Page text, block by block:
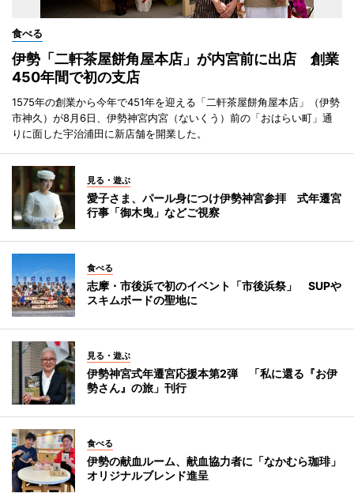
食べる
伊勢「二軒茶屋餅角屋本店」が内宮前に出店 創業
450年間で初の支店
1575年の創業から今年で451年を迎える「二軒茶屋餅角屋本店」（伊勢
市神久）が8月6日、伊勢神宮内宮（ないくう）前の「おはらい町」通
りに面した宇治浦田に新店舗を開業した。
見る・遊ぶ
愛子さま、パール身につけ伊勢神宮参拝 式年遷宮
行事「御木曳」などご視察
食べる
志摩・市後浜で初のイベント「市後浜祭」 SUPや
スキムボードの聖地に
見る・遊ぶ
伊勢神宮式年遷宮応援本第2弾 「私に還る『お伊
勢さん』の旅」刊行
食べる
伊勢の献血ルーム、献血協力者に「なかむら珈琲」
オリジナルブレンド進呈